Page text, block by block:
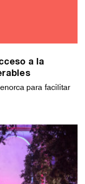
a la
para facilitar